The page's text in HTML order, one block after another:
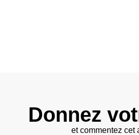
Donnez
et commentez cet